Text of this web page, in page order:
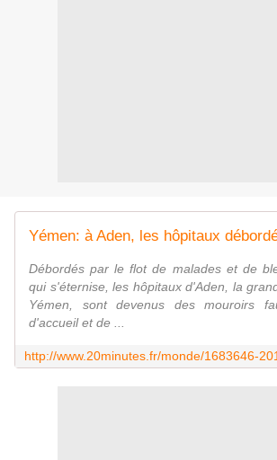
Débordés par le flot de malades et de
qui s'éternise, les hôpitaux d'Aden, la
Yémen, sont devenus des mouroirs
d'accueil et de ...